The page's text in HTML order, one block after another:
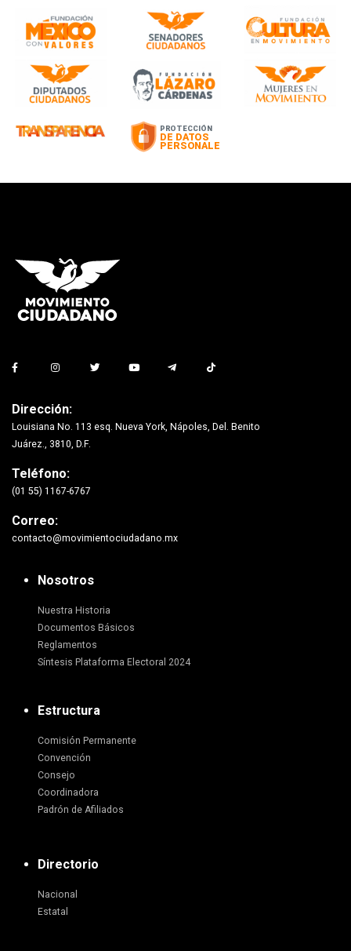
Dirección:
Louisiana No. 113 esq. Nueva York, Nápoles, Del. Benito
Juárez., 3810, D.F.
Teléfono:
(01 55) 1167-6767
Correo:
contacto@movimientociudadano.mx
Nosotros
Nuestra Historia
Documentos Básicos
Reglamentos
Síntesis Plataforma Electoral 2024
Estructura
Comisión Permanente
Convención
Consejo
Coordinadora
Padrón de Afiliados
Directorio
Nacional
Estatal